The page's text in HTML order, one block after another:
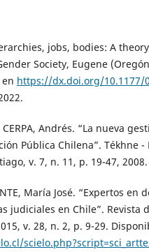
jobs, bodies: A
Society, Eugene
https://dx.doi.org/10.1177/
CERPA, Andrés. “La nueva
Pública Chilena”. Tékhne -
v. 7, n. 11, p. 19-47, 2008.
María José. “Expertos
judiciales en Chile”. Revista
v. 28, n. 2, p. 9-29.